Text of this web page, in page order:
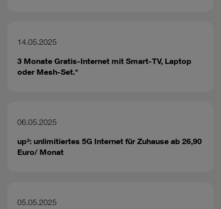
14.05.2025
3 Monate Gratis-Internet mit Smart-TV, Laptop
oder Mesh-Set.*
06.05.2025
up³: unlimitiertes 5G Internet für Zuhause ab 26,90
Euro/ Monat
05.05.2025